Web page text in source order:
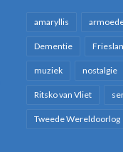
amaryllis
Dementie
muziek nostalgie
Ritsko van Vliet
Tweede Wereldoorlog